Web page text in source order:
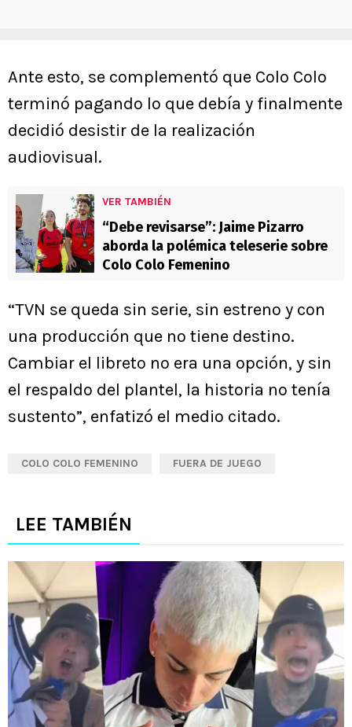
Ante esto, se complementó que Colo Colo
terminó pagando lo que debía y finalmente
decidió desistir de la realización
audiovisual.
VER TAMBIÉN
“Debe revisarse”: Jaime Pizarro
aborda la polémica teleserie sobre
Colo Colo Femenino
“TVN se queda sin serie, sin estreno y con
una producción que no tiene destino.
Cambiar el libreto no era una opción, y sin
el respaldo del plantel, la historia no tenía
sustento”, enfatizó el medio citado.
COLO COLO FEMENINO FUERA DE JUEGO
LEE TAMBIÉN